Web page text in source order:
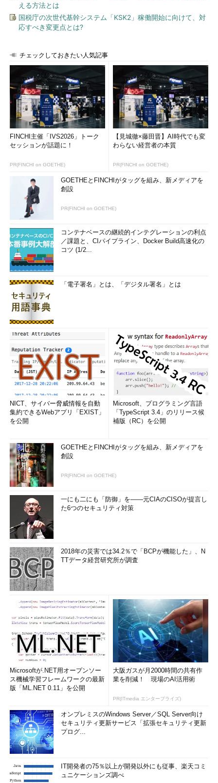
える方法とは
国税庁の次世代基幹システム「KSK2」稼働開始に向けて、対
応すべき変更点とは?
チェックしておきたい人気記事
FINCHI主催「IVS2026」トーク
セッションが話題に！
PR(FINCHI on GOETHE)
【見城徹×藤田晋】AI時代でも変
わらない経営者の本質
PR(FINCHI on GOETHE)
GOETHEとFINCHIがタッグを組み、新メディアを
創設
PR(FINCHI on GOETHE)
コンテナベースの継続的インテグレーションの利点
／課題と、CIパイプライン、Docker Build高速化の
コツ (1/2...
「電子署名」とは、「デジタル署名」とは
NICT、サイバー脅威情報を自動
集約できるWebアプリ「EXIST」
を公開
Microsoft、プログラミング言語
「TypeScript 3.4」のリリース候
補版（RC）を公開
GOETHEとFINCHIがタッグを組み、新メディアを
創設
PR(FINCHI on GOETHE)
一にも二にも「防御」を――元CIAのCISOが提言し
た6つのセキュリティ対策
2018年の災害では34.2％で「BCPが機能した」、N
TTデータ経営研究所が調査
Microsoftが.NET用オープンソー
ス機械学習フレームワークの最新
版「ML.NET 0.11」を公開
大阪ガスが月2000時間の共有作
業を削減！ 現場のAI活用術
PR(ITmedia エンタープライズ)
オンプレミスのWindows Server／SQL Server向け
セキュリティ更新サービス「拡張セキュリティ更新
プログ...
IT開発者の75％以上が開発以外にも従事、楽天コミ
ュニケーションズ調べ